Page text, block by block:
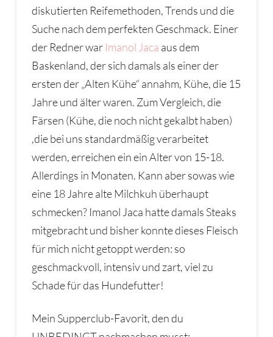
diskutierten Reifemethoden, Trends und die
Suche nach dem perfekten Geschmack. Einer
der Redner war Imanol Jaca aus dem
Baskenland, der sich damals als einer der
ersten der „Alten Kühe“ annahm, Kühe, die 15
Jahre und älter waren. Zum Vergleich, die
Färsen (Kühe, die noch nicht gekalbt haben)
,die bei uns standardmäßig verarbeitet
werden, erreichen ein ein Alter von 15-18.
Allerdings in Monaten. Kann aber sowas wie
eine 18 Jahre alte Milchkuh überhaupt
schmecken? Imanol Jaca hatte damals Steaks
mitgebracht und bisher konnte dieses Fleisch
für mich nicht getoppt werden: so
geschmackvoll, intensiv und zart, viel zu
Schade für das Hundefutter!
Mein Supperclub-Favorit, den du